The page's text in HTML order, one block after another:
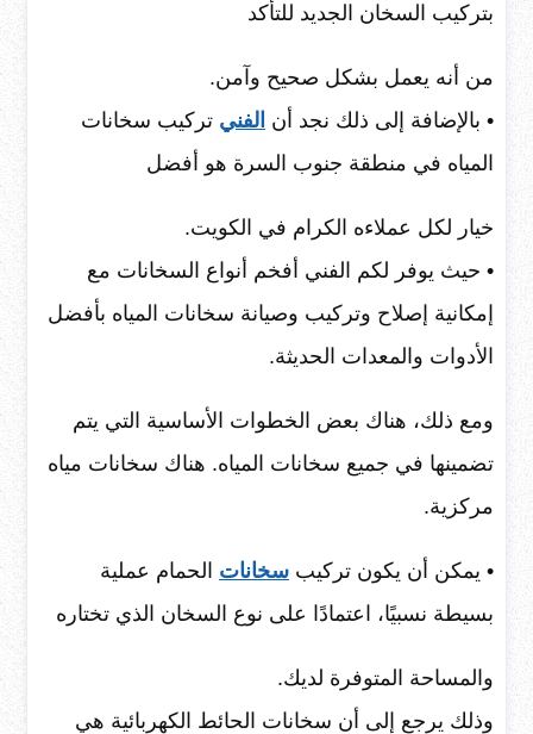
بتركيب السخان الجديد للتأكد
من أنه يعمل بشكل صحيح وآمن.
• بالإضافة إلى ذلك نجد أن الفني تركيب سخانات
المياه في منطقة جنوب السرة هو أفضل
خيار لكل عملاءه الكرام في الكويت.
• حيث يوفر لكم الفني أفخم أنواع السخانات مع
إمكانية إصلاح وتركيب وصيانة سخانات المياه بأفضل
الأدوات والمعدات الحديثة.
ومع ذلك، هناك بعض الخطوات الأساسية التي يتم
تضمينها في جميع سخانات المياه. هناك سخانات مياه
مركزية.
• يمكن أن يكون تركيب سخانات الحمام عملية
بسيطة نسبيًا، اعتمادًا على نوع السخان الذي تختاره
والمساحة المتوفرة لديك.
وذلك يرجع إلى أن سخانات الحائط الكهربائية هي